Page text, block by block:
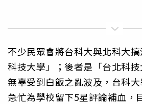
不少民眾會將台科大與北科大
科技大學」；後者是「台北科
無辜受到白飯之亂波及，台科大
急忙為學校留下5星評論補血，